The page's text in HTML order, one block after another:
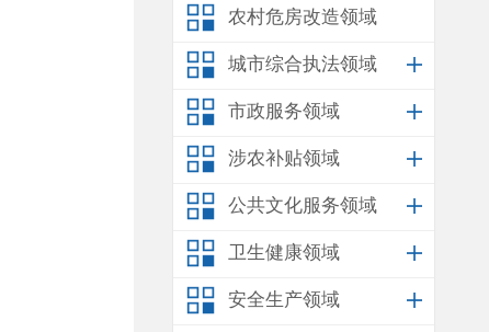
农村危房改造领域
城市综合执法领域
市政服务领域
涉农补贴领域
公共文化服务领域
卫生健康领域
安全生产领域